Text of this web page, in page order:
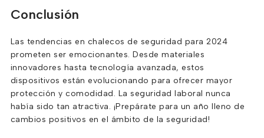
Conclusión
Las tendencias en chalecos de seguridad para 2024
prometen ser emocionantes. Desde materiales
innovadores hasta tecnología avanzada, estos
dispositivos están evolucionando para ofrecer mayor
protección y comodidad. La seguridad laboral nunca
había sido tan atractiva. ¡Prepárate para un año lleno de
cambios positivos en el ámbito de la seguridad!